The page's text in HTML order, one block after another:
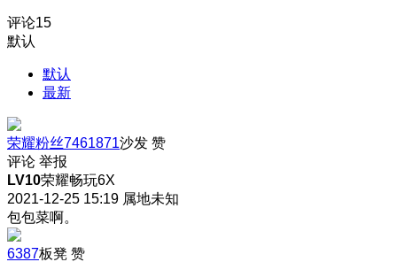
评论15
默认
默认
最新
荣耀粉丝7461871沙发 赞
评论 举报
LV10荣耀畅玩6X
2021-12-25 15:19 属地未知
包包菜啊。
6387板凳 赞